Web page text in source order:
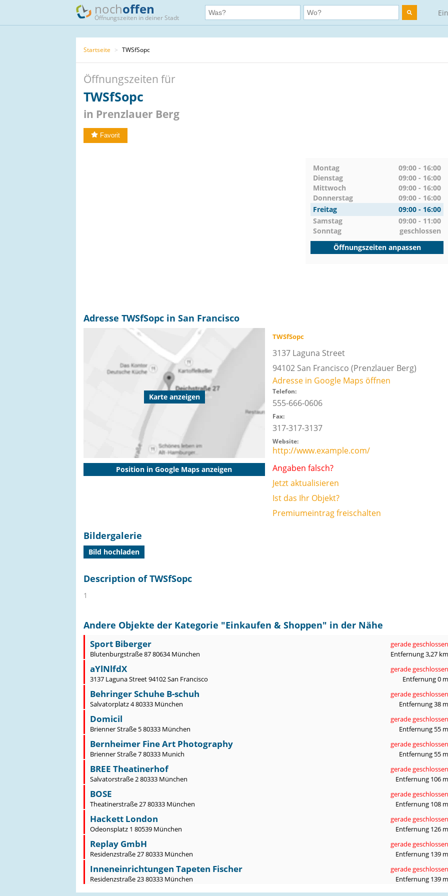
nochoffen
Öffnungszeiten in deiner Stadt
Startseite > TWSfSopc
Öffnungszeiten für
TWSfSopc
in Prenzlauer Berg
Favorit
Montag
09:00 - 16:00
Dienstag
09:00 - 16:00
Mittwoch
09:00 - 16:00
Donnerstag
09:00 - 16:00
Freitag
09:00 - 16:00
Samstag
09:00 - 11:00
Sonntag
geschlossen
Öffnungszeiten anpassen
Adresse TWSfSopc in San Francisco
Karte anzeigen
Position in Google Maps anzeigen
TWSfSopc
3137 Laguna Street
94102 San Francisco (Prenzlauer Berg)
Adresse in Google Maps öffnen
Telefon:
555-666-0606
Fax:
317-317-3137
Website:
http://www.example.com/
Angaben falsch?
Jetzt aktualisieren
Ist das Ihr Objekt?
Premiumeintrag freischalten
Bildergalerie
Bild hochladen
Description of TWSfSopc
1
Andere Objekte der Kategorie "Einkaufen & Shoppen" in der Nähe
Sport Biberger
gerade geschlossen
Blutenburgstraße 87 80634 München
Entfernung 3,27 km
aYlNlfdX
gerade geschlossen
3137 Laguna Street 94102 San Francisco
Entfernung 0 m
Behringer Schuhe B-schuh
gerade geschlossen
Salvatorplatz 4 80333 München
Entfernung 38 m
Domicil
gerade geschlossen
Brienner Straße 5 80333 München
Entfernung 55 m
Bernheimer Fine Art Photography
gerade geschlossen
Brienner Straße 7 80333 Munich
Entfernung 55 m
BREE Theatinerhof
gerade geschlossen
Salvatorstraße 2 80333 München
Entfernung 106 m
BOSE
gerade geschlossen
Theatinerstraße 27 80333 München
Entfernung 108 m
Hackett London
gerade geschlossen
Odeonsplatz 1 80539 München
Entfernung 126 m
Replay GmbH
gerade geschlossen
Residenzstraße 27 80333 München
Entfernung 139 m
Inneneinrichtungen Tapeten Fischer
gerade geschlossen
Residenzstraße 23 80333 München
Entfernung 139 m